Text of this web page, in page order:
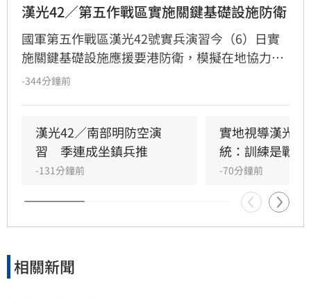
漢光42／第五作戰區實施關鍵基礎設施防衛
國軍第五作戰區漢光42號實兵演習今（6）日實
施關鍵基礎設施應援要港防衛，模擬在地協力者
襲擾港區重要設施，由港務警察先期應處，並依
力。
-344分鐘前
漢光42／南部明防空演
習　季連成坐鎮兵推
-131分鐘前
實地視導漢光演
統：訓練是戰力
-70分鐘前
相關新聞